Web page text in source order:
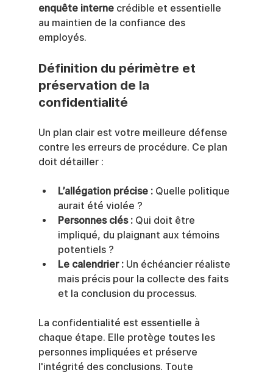
enquête interne crédible et essentielle
au maintien de la confiance des
employés.
Définition du périmètre et
préservation de la
confidentialité
Un plan clair est votre meilleure défense
contre les erreurs de procédure. Ce plan
doit détailler :
L’allégation précise : Quelle politique
aurait été violée ?
Personnes clés : Qui doit être
impliqué, du plaignant aux témoins
potentiels ?
Le calendrier : Un échéancier réaliste
mais précis pour la collecte des faits
et la conclusion du processus.
La confidentialité est essentielle à
chaque étape. Elle protège toutes les
personnes impliquées et préserve
l'intégrité des conclusions. Toute